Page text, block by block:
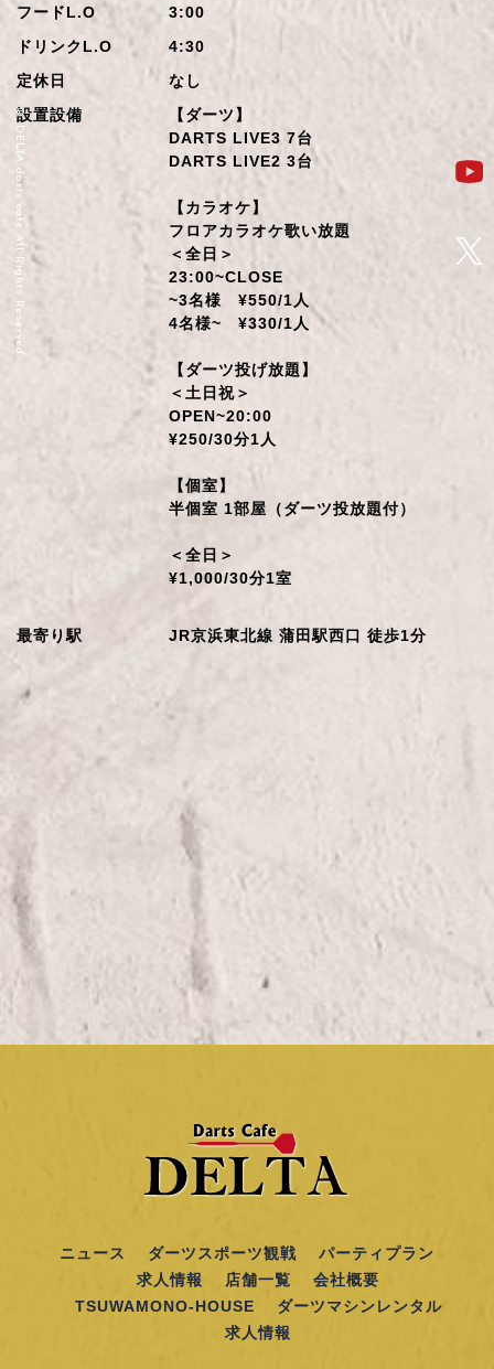
フードL.O
3:00
ドリンクL.O
4:30
定休日
なし
設置設備
【ダーツ】
DARTS LIVE3 7台
DARTS LIVE2 3台
【カラオケ】
フロアカラオケ歌い放題
＜全日＞
23:00~CLOSE
~3名様 ¥550/1人
4名様~ ¥330/1人
【ダーツ投げ放題】
＜土日祝＞
OPEN~20:00
¥250/30分1人
【個室】
半個室 1部屋（ダーツ投放題付）
＜全日＞
¥1,000/30分1室
最寄り駅 JR京浜東北線 蒲田駅西口 徒歩1分
ニュース ダーツスポーツ観戦
パーティプラン
求人情報
店舗一覧
会社概要
TSUWAMONO-HOUSE
ダーツマシンレンタル
求人情報
© DELTA darts cafe All Rights Reserved.